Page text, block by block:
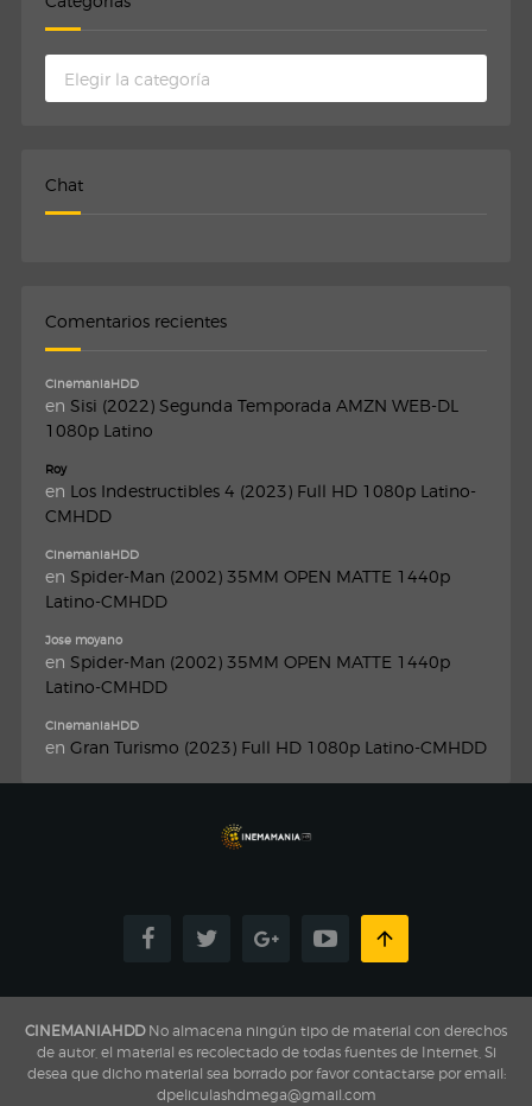
Chat
Comentarios recientes
CinemaniaHDD
en Sisi (2022) Segunda Temporada AMZN WEB-DL
1080p Latino
Roy
en Los Indestructibles 4 (2023) Full HD 1080p Latino-
CMHDD
CinemaniaHDD
en Spider-Man (2002) 35MM OPEN MATTE 1440p
Latino-CMHDD
Jose moyano
en Spider-Man (2002) 35MM OPEN MATTE 1440p
Latino-CMHDD
CinemaniaHDD
en Gran Turismo (2023) Full HD 1080p Latino-CMHDD
CINEMANIAHDDNo almacena ningún tipo de material con derechos
de autor, el material es recolectado de todas fuentes de Internet, Si
desea que dicho material sea borrado por favor contactarse por email:
dpeliculashdmega@gmail.com